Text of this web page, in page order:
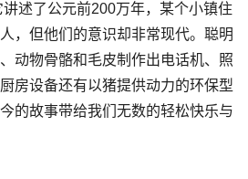
述了公元前200万年，某个小镇住
，但他们的意识却非常现代。聪明
动物骨骼和毛皮制作出电话机、照
房设备还有以猪提供动力的环保型
的故事带给我们无数的轻松快乐与